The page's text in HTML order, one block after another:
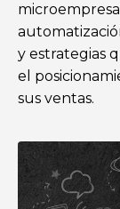
y estrategias
el
sus ventas.